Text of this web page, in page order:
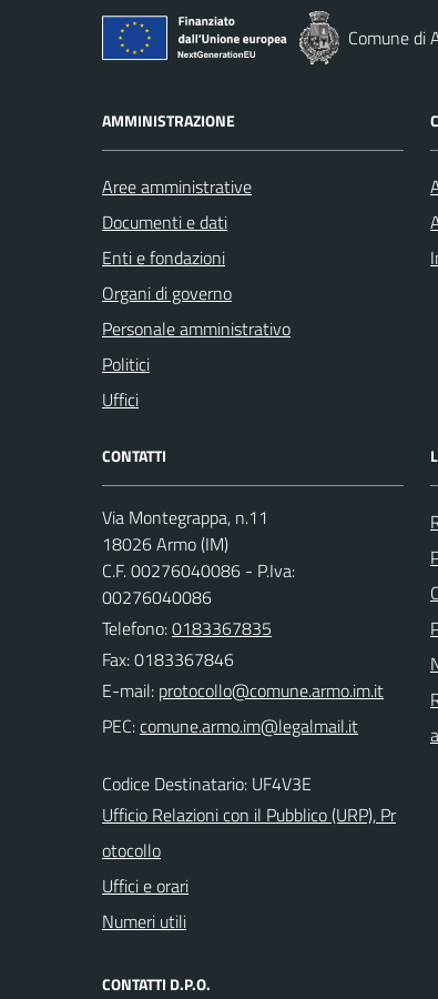
Comune di
AMMINISTRAZIONE
Aree amministrative
Documenti e dati
Enti e fondazioni
Organi di governo
Personale amministrativo
Politici
Uffici
CONTATTI
Via Montegrappa, n.11
18026 Armo (IM)
C.F. 00276040086 - P.Iva:
00276040086
Telefono:0183367835
Fax: 0183367846
E-mail:
PEC:
Codice Destinatario: UF4V3E
Ufficio Relazioni con il Pubblico (URP), Pr
otocollo
Uffici e orari
Numeri utili
CONTATTI D.P.O.